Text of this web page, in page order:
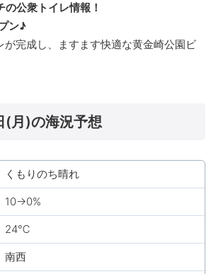
公衆トイレ情報！
ン♪
が完成し、ますます快適な黄金崎公園ビ
(月)の海況予想
くもりのち晴れ
10→0%
24℃
南西